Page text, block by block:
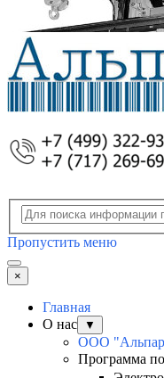
Пропустить меню
×
Главная
О нас
▼
ООО
Программа